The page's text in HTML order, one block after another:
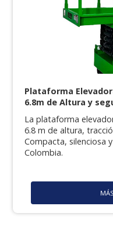
Plataforma
6.8m de Altura y
La plataforma
6.8 m de altura,
Compacta, silenciosa
Colombia.